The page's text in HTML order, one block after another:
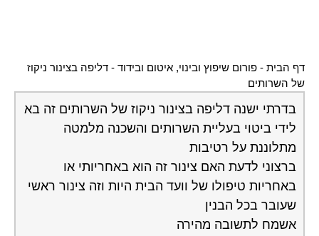
דף הבית - פורום שיפוץ ובינוי, איטום ובידוד - דליפה בצינור ניקוז
של השרותים
בדרתי ישנה דליפה בצינור ניקוז של השרותים זה בא
לידי ביטוי בעליית השרותים והשכנה מלמטה
מתלוננת על רטיבות
ברצוני לדעת האם צינור זה הוא באחריותי או
באחריות טיפולו של וועד הבית היות וזה צינור ראשי
שעובר בכל הבנין
אשמח לתשובה מהירה